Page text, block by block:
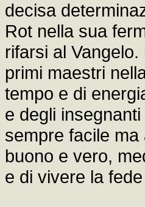
decisa
Rot nella sua
rifarsi al
primi maestri
tempo e di
e degli
sempre facile
buono e vero,
e di vivere la